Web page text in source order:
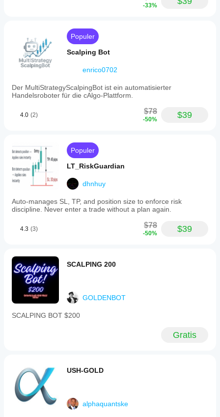
-33%
Populer
Scalping Bot
enrico0702
Der MultiStrategyScalpingBot ist ein automatisierter
Handelsroboter für die cAlgo-Plattform.
4.0 (2) $78
-50% $39
Populer
LT_RiskGuardian
dhnhuy
Auto-manages SL, TP, and position size to enforce risk
discipline. Never enter a trade without a plan again.
4.3 (3) $78
-50% $39
SCALPING 200
GOLDENBOT
SCALPING BOT $200
Gratis
USH-GOLD
alphaquantske